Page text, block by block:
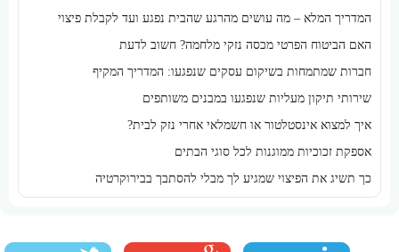
המדריך המלא – מה עושים מהרגע שהבית נפגע ועד לקבלת פיצוי
האם הביטוח הפרטי מכסה נזקי מלחמה? חשוב לדעת
חברות שמתמחות בשיקום עסקים שנפגעו: המדריך המקיף
שירותי תיקון מעליות שנפגעו במבנים משותפים
איך למצוא אינסטלטור או חשמלאי אחרי נזק לבית?
אספקת זכוכיות ממוגנות לכל סוגי הבתים
כך תשיג את הפיצוי שמגיע לך מבלי להסתבך בבירוקרטיה